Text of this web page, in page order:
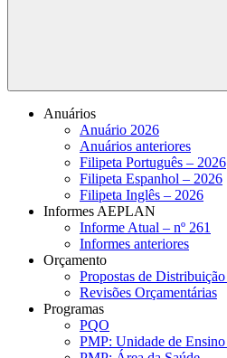
Buscar
Anuários
Anuário 2026
Anuários anteriores
Filipeta Português – 2026
Filipeta Espanhol – 2026
Filipeta Inglês – 2026
Informes AEPLAN
Informe Atual – nº 261
Informes anteriores
Orçamento
Propostas de
Revisões Orçamentárias
Programas
PQO
PMP: Unidade de Ensino